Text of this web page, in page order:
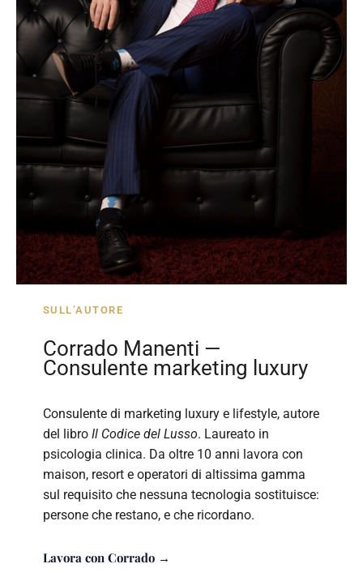
SULL’AUTORE
Corrado Manenti —
Consulente marketing luxury
Consulente di marketing luxury e lifestyle, autore
del libro Il Codice del Lusso. Laureato in
psicologia clinica. Da oltre 10 anni lavora con
maison, resort e operatori di altissima gamma
sul requisito che nessuna tecnologia sostituisce:
persone che restano, e che ricordano.
Lavora con Corrado →